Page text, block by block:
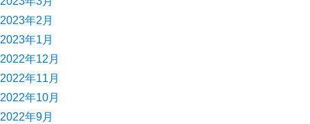
2023年2月
2023年1月
2022年12月
2022年11月
2022年10月
2022年9月